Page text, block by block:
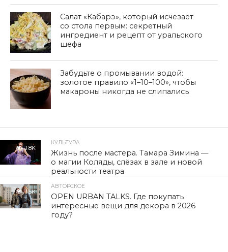
Салат «Кабарэ», который исчезает
со стола первым: секретный
ингредиент и рецепт от уральского
шефа
Забудьте о промывании водой:
золотое правило «1–10–100», чтобы
макароны никогда не слипались
1.8K
КУЛЬТУРА
Жизнь после мастера. Тамара Зимина —
о магии Коляды, слёзах в зале и новой
реальности театра
1.5K
АВТОРСКОЕ
OPEN URBAN TALKS. Где покупать
интересные вещи для декора в 2026
году?